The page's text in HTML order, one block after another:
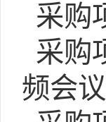
采购
采购
频会